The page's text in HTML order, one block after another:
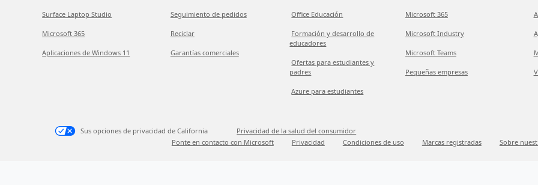
Surface Laptop Studio
Microsoft 365
Aplicaciones de Windows 11
Seguimiento de pedidos
Reciclar
Garantías comerciales
Office Educación
Formación y desarrollo de
educadores
Ofertas para estudiantes y
padres
Azure para estudiantes
Microsoft 365
Microsoft Industry
Microsoft Teams
Pequeñas empresas
Sus opciones de privacidad de California
Privacidad de la salud del consumidor
Ponte en contacto con Microsoft
Privacidad Condiciones de uso Marcas registradas Sobre